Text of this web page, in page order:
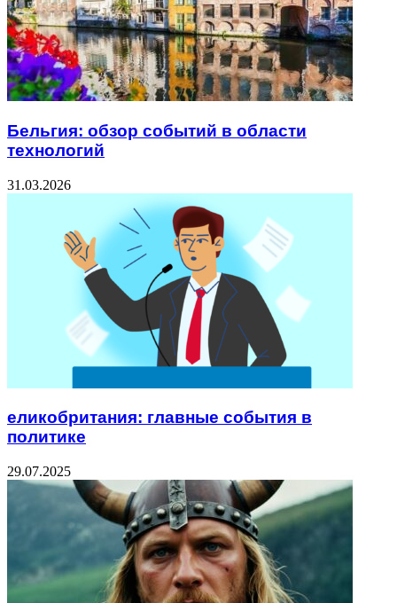
Бельгия: обзор событий в области
технологий
31.03.2026
еликобритания: главные события в
политике
29.07.2025